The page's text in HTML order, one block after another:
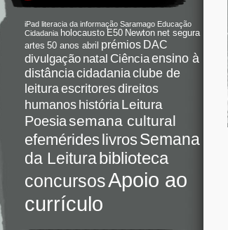
iPad literacia da informação Saramago Educação
Cidadania holocausto E50 Newton net segura
artes 50 anos abril prémios DAC
divulgação natal Ciênciaensino à
distânciacidadaniaclube de
leituraescritoresdireitos
humanoshistória Leitura
Poesiasemana cultural
efemérideslivrosSemana
da Leiturabiblioteca
concursosApoio ao
currículo